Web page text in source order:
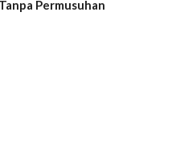
Permusuhan